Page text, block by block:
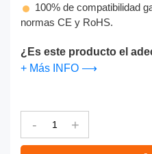
100% de compatibilidad
normas CE y RoHS.
¿Es este producto el
+ Más INFO ⟶
- +